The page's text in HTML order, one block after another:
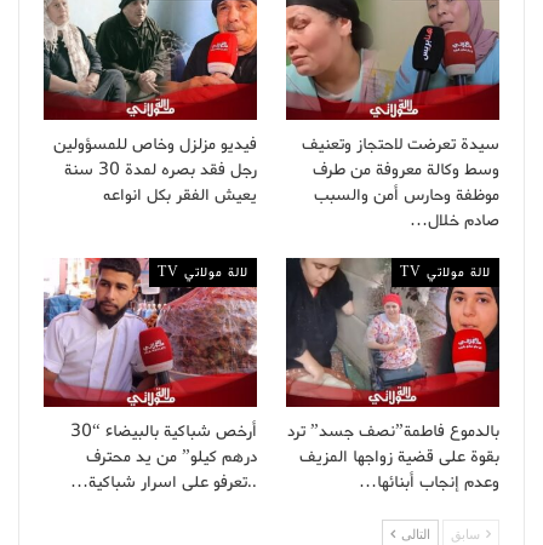
سيدة تعرضت لاحتجاز وتعنيف
وسط وكالة معروفة من طرف
موظفة وحارس أمن والسبب
صادم خلال…
فيديو مزلزل وخاص للمسؤولين
رجل فقد بصره لمدة 30 سنة
يعيش الفقر بكل انواعه
لالة مولاتي TV
بالدموع فاطمة”نصف جسد” ترد
بقوة على قضية زواجها المزيف
وعدم إنجاب أبنائها…
لالة مولاتي TV
أرخص شباكية بالبيضاء “30
درهم كيلو” من يد محترف
..تعرفو على اسرار شباكية…
سابق التالى